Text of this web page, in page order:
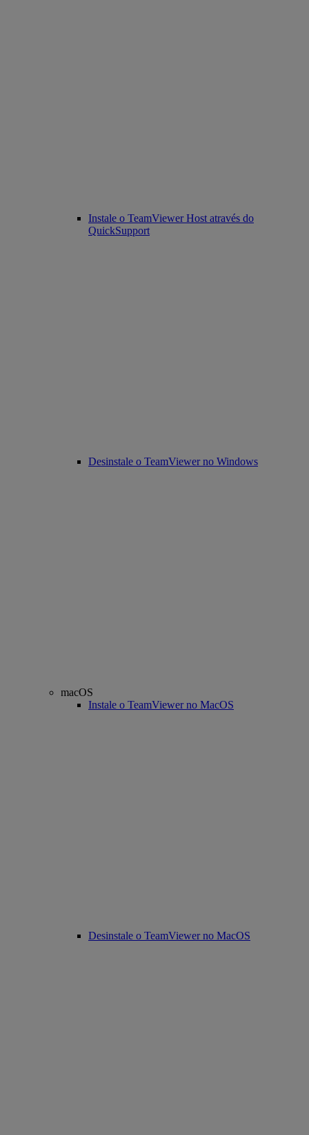
Instale o TeamViewer Host através do
QuickSupport
Desinstale o TeamViewer no Windows
macOS
Instale o TeamViewer no MacOS
Desinstale o TeamViewer no MacOS